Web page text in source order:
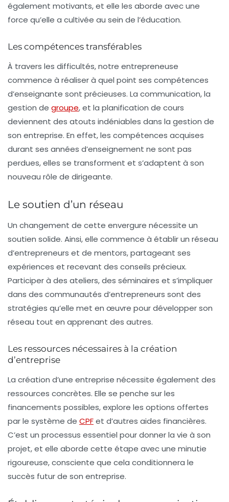
également motivants, et elle les aborde avec une
force qu’elle a cultivée au sein de l’éducation.
Les compétences transférables
À travers les difficultés, notre entrepreneuse
commence à réaliser à quel point ses compétences
d’enseignante sont précieuses. La communication, la
gestion de groupe, et la planification de cours
deviennent des atouts indéniables dans la gestion de
son entreprise. En effet, les compétences acquises
durant ses années d’enseignement ne sont pas
perdues, elles se transforment et s’adaptent à son
nouveau rôle de dirigeante.
Le soutien d’un réseau
Un changement de cette envergure nécessite un
soutien solide. Ainsi, elle commence à établir un réseau
d’entrepreneurs et de mentors, partageant ses
expériences et recevant des conseils précieux.
Participer à des ateliers, des séminaires et s’impliquer
dans des communautés d’entrepreneurs sont des
stratégies qu’elle met en œuvre pour développer son
réseau tout en apprenant des autres.
Les ressources nécessaires à la création
d’entreprise
La création d’une entreprise nécessite également des
ressources concrètes. Elle se penche sur les
financements possibles, explore les options offertes
par le système de CPFet d’autres aides financières.
C’est un processus essentiel pour donner la vie à son
projet, et elle aborde cette étape avec une minutie
rigoureuse, consciente que cela conditionnera le
succès futur de son entreprise.